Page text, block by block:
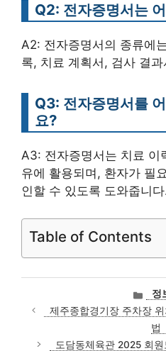
Q2: 전자증명서는
A2: 전자증명서의 종류에
록, 치료 계획서, 검사 결
Q3: 전자증명서를
요?
A3: 전자증명서는 치료 이
유에 활용되며, 환자가 필
인할 수 있도록 도와줍니
Table of Contents
카
테
고
리
정
제주종합경기장 주차장
법
도담동체육관 2025 회